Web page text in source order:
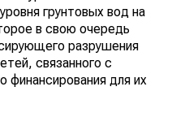
грунтовых вод на
в свою очередь
разрушения
связанного с
финансирования для их